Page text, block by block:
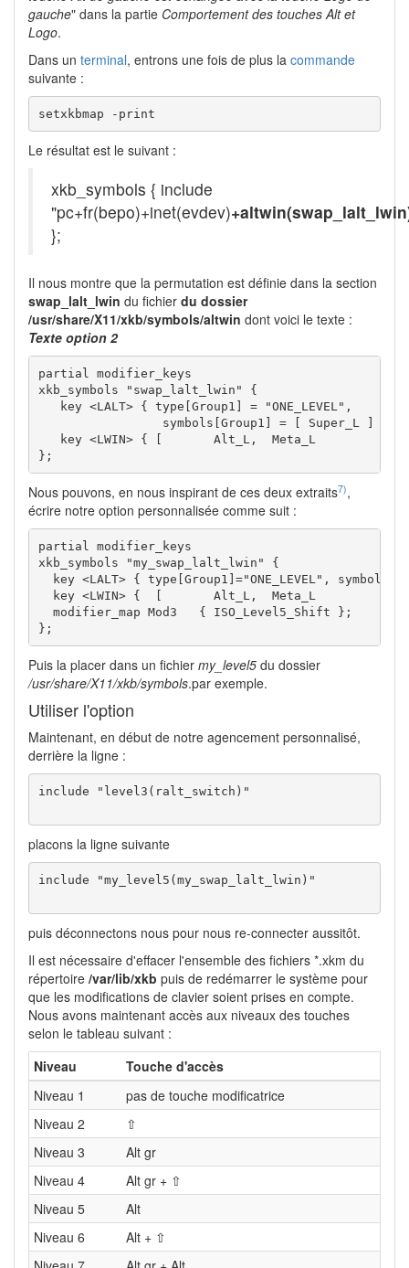
gauche" dans la partie Comportement des touches Alt et
Logo.
Dans un terminal, entrons une fois de plus la commande
suivante :
setxkbmap -print
Le résultat est le suivant :
xkb_symbols { include
"pc+fr(bepo)+inet(evdev)
};
Il nous montre que la permutation est définie dans la section
swap_lalt_lwin du fichier du dossier
/usr/share/X11/xkb/symbols/altwin dont voici le texte :
Texte option 2
partial modifier_keys
xkb_symbols "swap_lalt_lwin" {
   key <LALT> { type[Group1] = "ONE_LEVEL",
                 symbols[Group1] = [ Super_L ] };
   key <LWIN> {	[	Alt_L,	Meta_L		]	};
};
Nous pouvons, en nous inspirant de ces deux extraits7),
écrire notre option personnalisée comme suit :
partial modifier_keys
xkb_symbols "my_swap_lalt_lwin" {
key <LALT> { type[Group1]="ONE_LEVEL",
  key <LWIN> {	[	Alt_L,	Meta_L		]	};
  modifier_map Mod3   { ISO_Level5_Shift };
};
Puis la placer dans un fichier my_level5 du dossier
/usr/share/X11/xkb/symbols.par exemple.
Utiliser l'option
Maintenant, en début de notre agencement personnalisé,
derrière la ligne :
include "level3(ralt_switch)"
placons la ligne suivante
include "my_level5(my_swap_lalt_lwin)"
puis déconnectons nous pour nous re-connecter aussitôt.
Il est nécessaire d'effacer l'ensemble des fichiers *.xkm du
répertoire /var/lib/xkb puis de redémarrer le système pour
que les modifications de clavier soient prises en compte.
Nous avons maintenant accès aux niveaux des touches
selon le tableau suivant :
Niveau
Touche d'accès
Niveau 1
pas de touche modificatrice
Niveau 2
⇧
Niveau 3
Alt gr
Niveau 4
Alt gr + ⇧
Niveau 5
Alt
Niveau 6
Alt + ⇧